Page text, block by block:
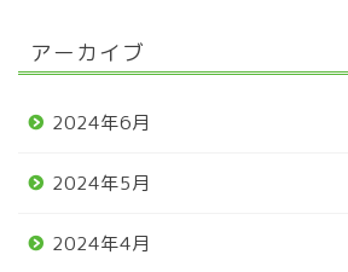
アーカイブ
2024年6月
2024年5月
2024年4月